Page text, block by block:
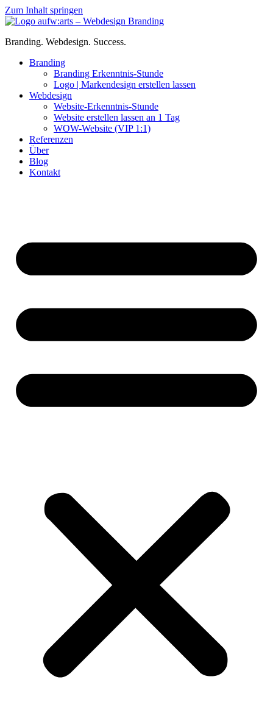
Zum Inhalt springen
Branding. Webdesign. Success.
Branding
Branding Erkenntnis-Stunde
Logo | Markendesign erstellen lassen
Webdesign
Website-Erkenntnis-Stunde
Website erstellen lassen an 1 Tag
WOW-Website (VIP 1:1)
Referenzen
Über
Blog
Kontakt